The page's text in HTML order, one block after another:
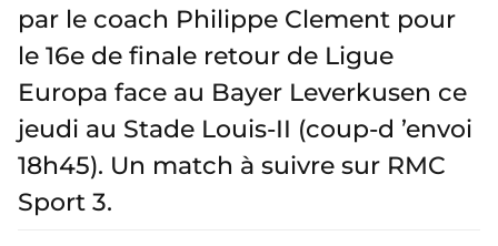
par le coach Philippe Clement pour
le 16e de finale retour de Ligue
Europa face au Bayer Leverkusen ce
jeudi au Stade Louis-II (coup-d ’envoi
18h45). Un match à suivre sur RMC
Sport 3.